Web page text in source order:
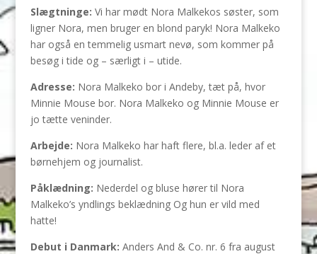
Slægtninge: Vi har mødt Nora Malkekos søster, som
ligner Nora, men bruger en blond paryk! Nora Malkeko
har også en temmelig usmart nevø, som kommer på
besøg i tide og – særligt i – utide.
Adresse: Nora Malkeko bor i Andeby, tæt på, hvor
Minnie Mouse bor. Nora Malkeko og Minnie Mouse er
jo tætte veninder.
Arbejde: Nora Malkeko har haft flere, bl.a. leder af et
børnehjem og journalist.
Påklædning: Nederdel og bluse hører til Nora
Malkeko’s yndlings beklædning Og hun er vild med
hatte!
Debut i Danmark: Anders And & Co. nr. 6 fra august